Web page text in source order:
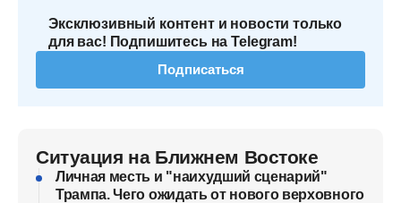
Эксклюзивный контент и новости только
для вас! Подпишитесь на Telegram!
Подписаться
Ситуация на Ближнем Востоке
Личная месть и "наихудший сценарий"
Трампа. Чего ожидать от нового верховного